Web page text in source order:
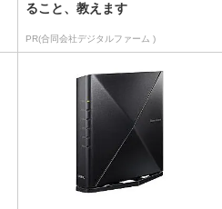
ること、教えます
PR(合同会社デジタルファーム )